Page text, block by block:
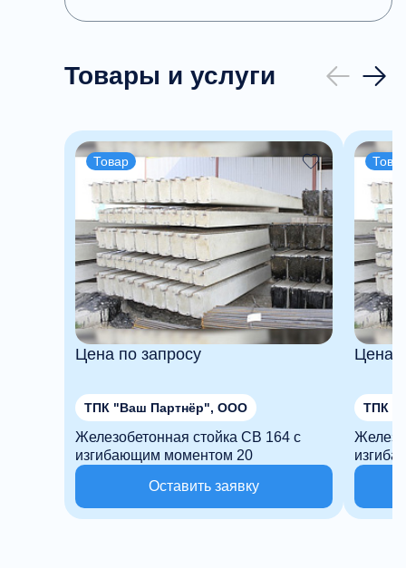
Товары и услуги
Товар
Цена по запросу
ТПК "Ваш Партнёр", ООО
Железобетонная стойка СВ 164 с
изгибающим моментом 20
Оставить заявку
Цена